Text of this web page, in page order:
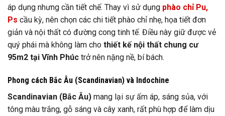
áp dụng nhưng cần tiết chế. Thay vì sử dụng phào chỉ Pu,
Ps cầu kỳ, nên chọn các chi tiết phào chỉ nhẹ, họa tiết đơn
giản và nội thất có đường cong tinh tế. Điều này giữ được vẻ
quý phái mà không làm cho thiết kế nội thất chung cư
95m2 tại Vĩnh Phúc trở nên nặng nề, bí bách.
Phong cách Bắc Âu (Scandinavian) và Indochine
Scandinavian (Bắc Âu) mang lại sự ấm áp, sáng sủa, với
tông màu trắng, gỗ sáng và cây xanh, rất phù hợp để làm dịu